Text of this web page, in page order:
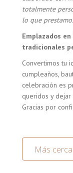
totalmente
lo que
Emplazados
tradicionales
Convertimos tu
cumpleaños,
celebración es
queridos y
Gracias por
Más